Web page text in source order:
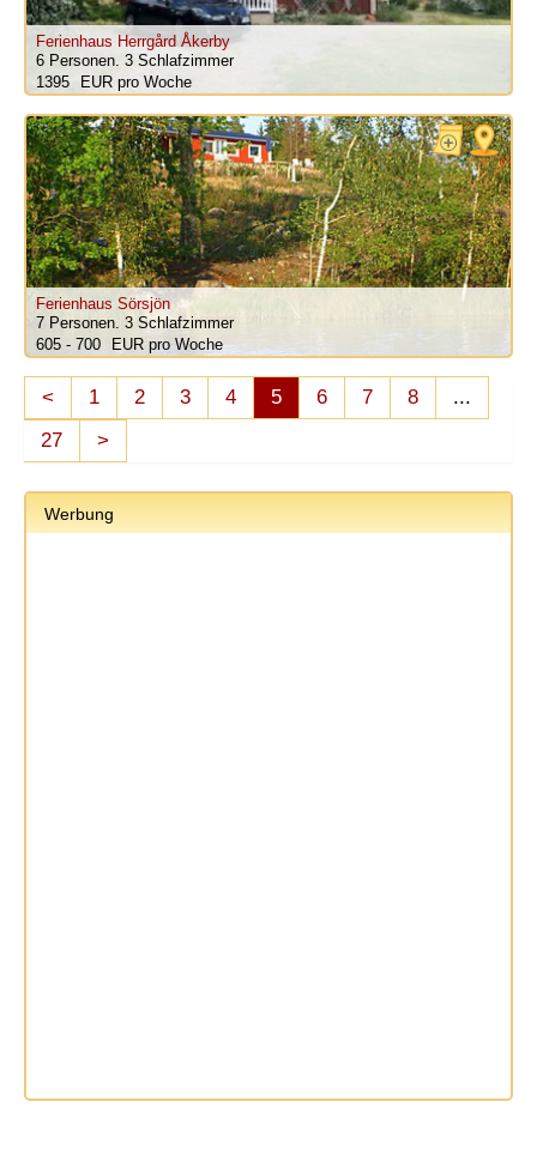
Ferienhaus Herrgård Åkerby
6 Personen. 3 Schlafzimmer
1395
pro Woche
Ferienhaus Sörsjön
7 Personen. 3 Schlafzimmer
605 - 700
pro Woche
< 1 2 3 4 5 6 7 8
...
27
>
Werbung